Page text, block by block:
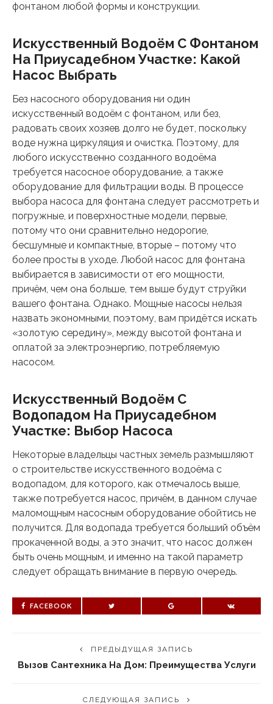
фонтаном любой формы и конструкции.
Искусственный Водоём С Фонтаном
На Приусадебном Участке: Какой
Насос Выбрать
Без насосного оборудования ни один
искусственный водоём с фонтаном, или без,
радовать своих хозяев долго не будет, поскольку
воде нужна циркуляция и очистка. Поэтому, для
любого искусственно созданного водоёма
требуется насосное оборудование, а также
оборудование для фильтрации воды. В процессе
выбора насоса для фонтана следует рассмотреть и
погружные, и поверхностные модели, первые,
потому что они сравнительно недорогие,
бесшумные и компактные, вторые – потому что
более просты в уходе. Любой насос для фонтана
выбирается в зависимости от его мощности,
причём, чем она больше, тем выше будут струйки
вашего фонтана. Однако. Мощные насосы нельзя
назвать экономными, поэтому, вам придётся искать
«золотую середину», между высотой фонтана и
оплатой за электроэнергию, потребляемую
насосом.
Искусственный Водоём С
Водопадом На Приусадебном
Участке: Выбор Насоса
Некоторые владельцы частных земель размышляют
о строительстве искусственного водоёма с
водопадом, для которого, как отмечалось выше,
также потребуется насос, причём, в данном случае
маломощным насосным оборудование обойтись не
получится. Для водопада требуется больший объём
прокаченной воды, а это значит, что насос должен
быть очень мощным, и именно на такой параметр
следует обращать внимание в первую очередь.
FACEBOOK
ПРЕДЫДУЩАЯ ЗАПИСЬ
Вызов Сантехника На Дом: Преимущества Услуги
СЛЕДУЮЩАЯ ЗАПИСЬ